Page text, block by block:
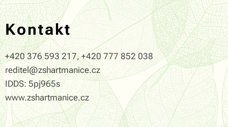
Kontakt
+420 376 593 217, +420 777 852 038
reditel@zshartmanice.cz
IDDS: 5pj965s
www.zshartmanice.cz